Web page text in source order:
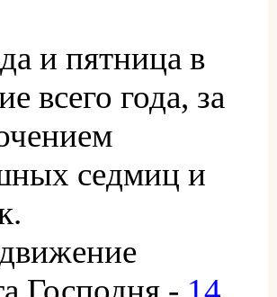
и пятница в
всего года, за
седмиц и